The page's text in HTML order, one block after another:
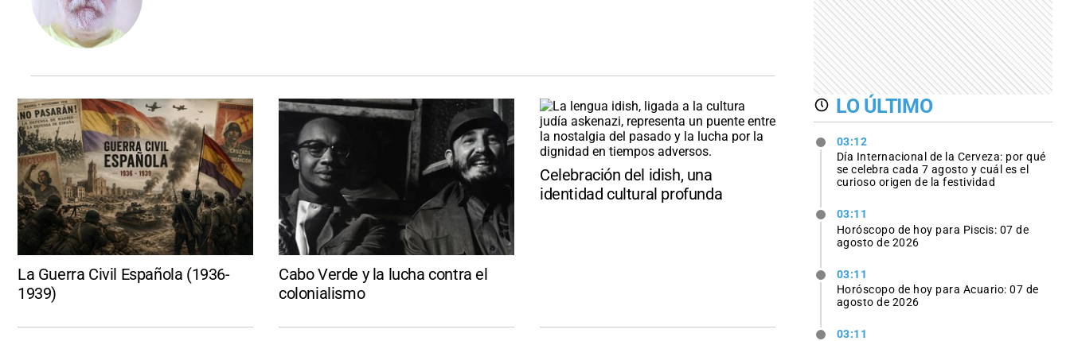
La Guerra Civil Española (1936-
1939)
Cabo Verde y la lucha contra el
colonialismo
Celebración del idish, una
identidad cultural profunda
LO ÚLTIMO
03:12
Día Internacional de la Cerveza: por qué
se celebra cada 7 agosto y cuál es el
curioso origen de la festividad
03:11
Horóscopo de hoy para Piscis: 07 de
agosto de 2026
03:11
Horóscopo de hoy para Acuario: 07 de
agosto de 2026
03:11